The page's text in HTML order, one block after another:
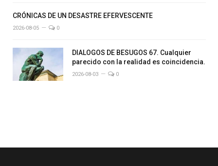
CRÓNICAS DE UN DESASTRE EFERVESCENTE
2026-08-05 0
DIALOGOS DE BESUGOS 67. Cualquier
parecido con la realidad es coincidencia.
2026-08-03 0